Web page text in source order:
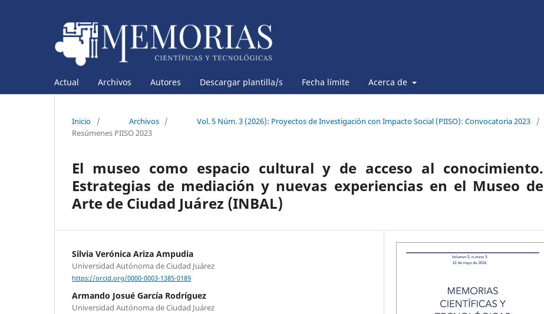
Actual Archivos Autores Descargar plantilla/s Fecha límite Acerca de
Inicio / Archivos / Vol. 5 Núm. 3 (2026): Proyectos de Investigación con Impacto Social (PIISO): Convocatoria 2023
/
Resúmenes PIISO 2023
El museo como espacio cultural y de acceso al conocimiento.
Estrategias de mediación y nuevas experiencias en el Museo de
Arte de Ciudad Juárez (INBAL)
Silvia Verónica Ariza Ampudia
Universidad Autónoma de Ciudad Juárez
https://orcid.org/0000-0003-1385-0189
Armando Josué García Rodríguez
Universidad Autónoma de Ciudad Juárez